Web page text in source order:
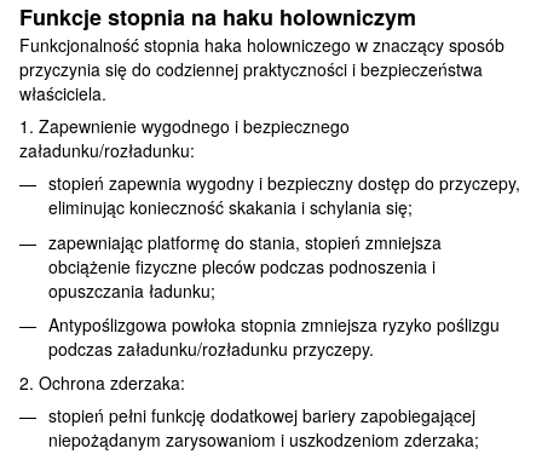
Funkcje stopnia na haku holowniczym
Funkcjonalność stopnia haka holowniczego w znaczący sposób
przyczynia się do codziennej praktyczności i bezpieczeństwa
właściciela.
1. Zapewnienie wygodnego i bezpiecznego
załadunku/rozładunku:
stopień zapewnia wygodny i bezpieczny dostęp do przyczepy,
eliminując konieczność skakania i schylania się;
zapewniając platformę do stania, stopień zmniejsza
obciążenie fizyczne pleców podczas podnoszenia i
opuszczania ładunku;
Antypoślizgowa powłoka stopnia zmniejsza ryzyko poślizgu
podczas załadunku/rozładunku przyczepy.
2. Ochrona zderzaka:
stopień pełni funkcję dodatkowej bariery zapobiegającej
niepożądanym zarysowaniom i uszkodzeniom zderzaka;